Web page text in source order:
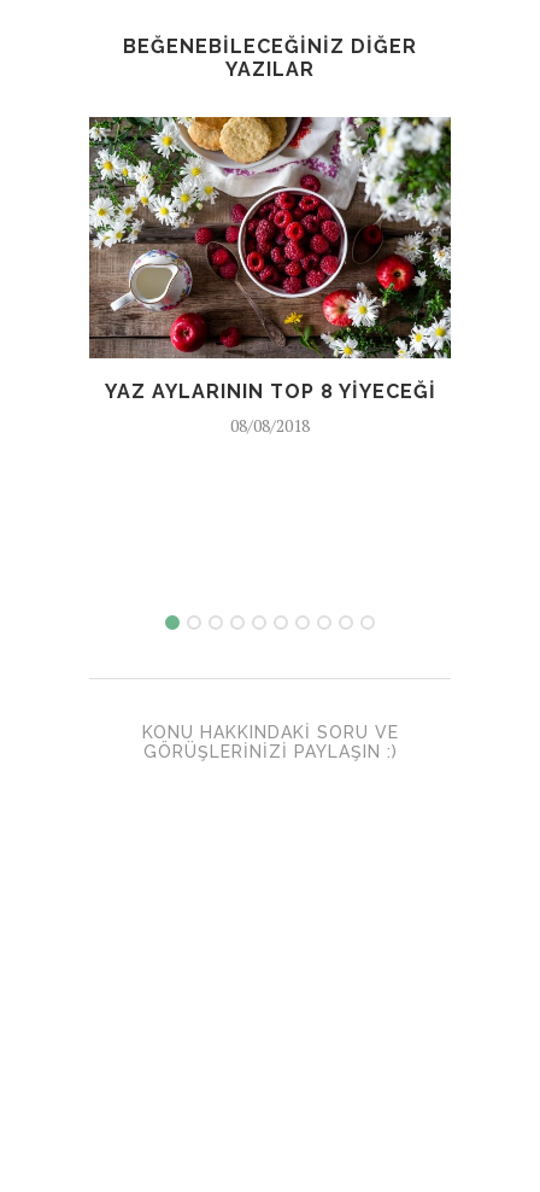
BEĞENEBILECEĞINIZ DIĞER
YAZILAR
YAZ AYLARININ TOP 8 YIYECEĞI
08/08/2018
KONU HAKKINDAKI SORU VE
GÖRÜŞLERINIZI PAYLAŞIN :)